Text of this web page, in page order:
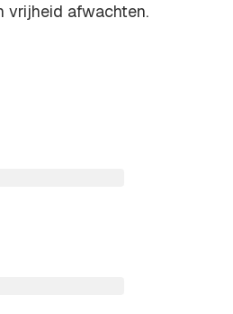
vrijheid afwachten.